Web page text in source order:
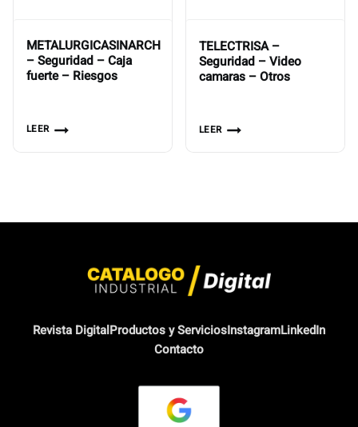
METALURGICASINARCH
– Seguridad – Caja
fuerte – Riesgos
LEER
TELECTRISA –
Seguridad – Video
camaras – Otros
LEER
Revista DigitalProductos y ServiciosInstagramLinkedIn
Contacto